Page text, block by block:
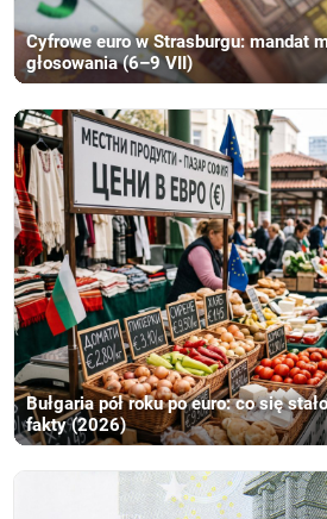
Cyfrowe euro w Strasburgu: mandat
głosowania (6–9 VII)
Bułgaria pół roku po euro: co się
fakty (2026)